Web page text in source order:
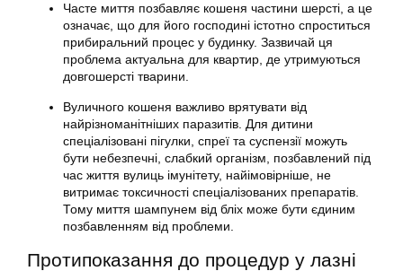
Часте миття позбавляє кошеня частини шерсті, а це
означає, що для його господині істотно спроститься
прибиральний процес у будинку. Зазвичай ця
проблема актуальна для квартир, де утримуються
довгошерсті тварини.
Вуличного кошеня важливо врятувати від
найрізноманітніших паразитів. Для дитини
спеціалізовані пігулки, спреї та суспензії можуть
бути небезпечні, слабкий організм, позбавлений під
час життя вулиць імунітету, найімовірніше, не
витримає токсичності спеціалізованих препаратів.
Тому миття шампунем від бліх може бути єдиним
позбавленням від проблеми.
Протипоказання до процедур у лазні